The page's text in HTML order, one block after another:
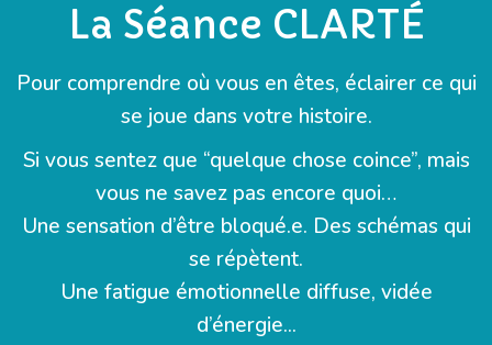
La Séance CLARTÉ
Pour comprendre où vous en êtes, éclairer ce qui
se joue dans votre histoire.
Si vous sentez que “quelque chose coince”, mais
vous ne savez pas encore quoi…
Une sensation d’être bloqué.e. Des schémas qui
se répètent.
Une fatigue émotionnelle diffuse, vidée
d’énergie...